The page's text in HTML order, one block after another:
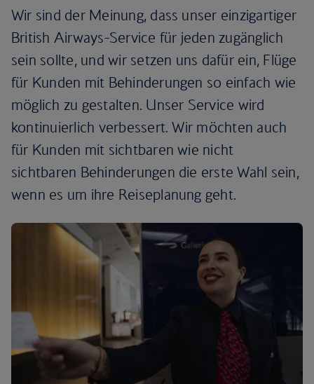
Wir sind der Meinung, dass unser einzigartiger
British Airways-Service für jeden zugänglich
sein sollte, und wir setzen uns dafür ein, Flüge
für Kunden mit Behinderungen so einfach wie
möglich zu gestalten. Unser Service wird
kontinuierlich verbessert. Wir möchten auch
für Kunden mit sichtbaren wie nicht
sichtbaren Behinderungen die erste Wahl sein,
wenn es um ihre Reiseplanung geht.